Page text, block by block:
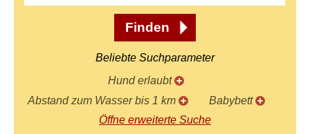
Beliebte Suchparameter
Hund erlaubt
Abstand zum Wasser bis 1 km
Babybett
Öffne erweiterte Suche